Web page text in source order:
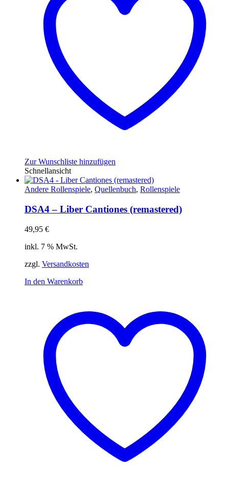
Zur Wunschliste hinzufügen
Schnellansicht
Andere Rollenspiele, Quellenbuch, Rollenspiele
DSA4 – Liber Cantiones (remastered)
49,95 €
inkl. 7 % MwSt.
zzgl. Versandkosten
In den Warenkorb